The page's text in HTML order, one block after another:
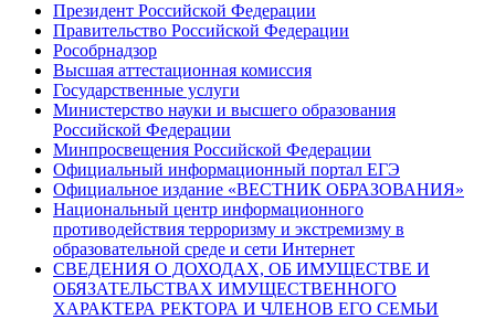
Президент Российской Федерации
Правительство Российской Федерации
Рособрнадзор
Высшая аттестационная комиссия
Государственные услуги
Министерство науки и высшего образования
Российской Федерации
Минпросвещения Российской Федерации
Официальный информационный портал ЕГЭ
Официальное издание «ВЕСТНИК ОБРАЗОВАНИЯ»
Национальный центр информационного
противодействия терроризму и экстремизму в
образовательной среде и сети Интернет
СВЕДЕНИЯ О ДОХОДАХ, ОБ ИМУЩЕСТВЕ И
ОБЯЗАТЕЛЬСТВАХ ИМУЩЕСТВЕННОГО
ХАРАКТЕРА РЕКТОРА И ЧЛЕНОВ ЕГО СЕМЬИ